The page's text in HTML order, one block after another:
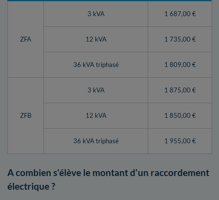
ZFA
3 kVA 1 687,00 €
12 kVA 1 735,00 €
36 kVA triphasé 1 809,00 €
ZFB
3 kVA 1 875,00 €
12 kVA 1 850,00 €
36 kVA triphasé 1 955,00 €
A combien s'élève le montant d'un raccordement
électrique ?